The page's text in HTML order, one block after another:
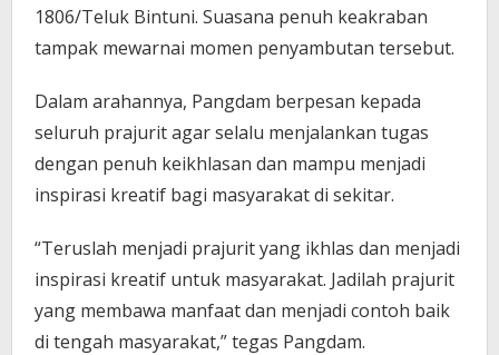
1806/Teluk Bintuni. Suasana penuh keakraban
tampak mewarnai momen penyambutan tersebut.
Dalam arahannya, Pangdam berpesan kepada
seluruh prajurit agar selalu menjalankan tugas
dengan penuh keikhlasan dan mampu menjadi
inspirasi kreatif bagi masyarakat di sekitar.
“Teruslah menjadi prajurit yang ikhlas dan menjadi
inspirasi kreatif untuk masyarakat. Jadilah prajurit
yang membawa manfaat dan menjadi contoh baik
di tengah masyarakat,” tegas Pangdam.